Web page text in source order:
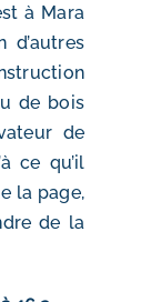
à Mara
d’autres
de bois
de
ce qu’il
la page,
de la